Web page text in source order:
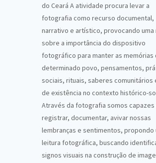
do Ceará A atividade procura levar a
fotografia como recurso documental,
narrativo e artístico, provocando uma
sobre a importância do dispositivo
fotográfico para manter as memórias
determinado povo, pensamentos,
sociais, rituais, saberes comunitários
de existência no contexto histórico-
Através da fotografia somos capazes
registrar, documentar, avivar nossas
lembranças e sentimentos, propondo
leitura fotográfica, buscando
signos visuais na construção de